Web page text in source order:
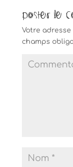
Poster le
Votre
champs